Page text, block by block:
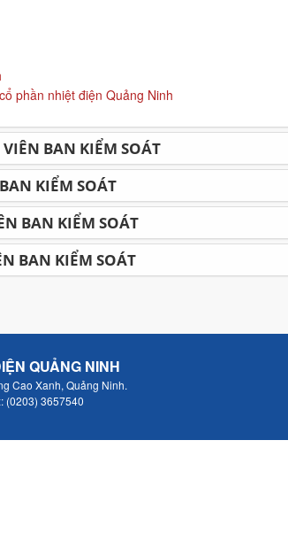
phần nhiệt điện Quảng Ninh
BAN KIỂM SOÁT
KIỂM SOÁT
BAN KIỂM SOÁT
BAN KIỂM SOÁT
QUẢNG NINH
Cao Xanh, Quảng Ninh.
3657540